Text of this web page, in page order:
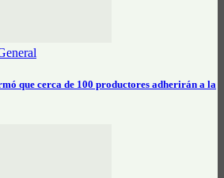
que cerca de 100 productores adherirán a la